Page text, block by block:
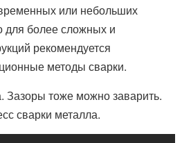
или небольших
для более сложных и
рекомендуется
методы сварки.
Зазоры тоже можно заварить.
сварки металла.